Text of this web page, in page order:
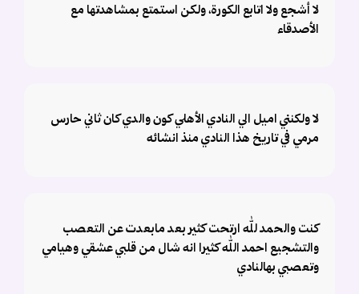
لا أشجع ولا اتابع الكورة، ولكن استمتع بمشاهدتها مع
الأصدقاء
لا ولكنني اميل الي النادي الأهلي كون والدي كان ثاني حارس
مرمي في تاريخ هذا النادي منذ انشائه
كنت والحمد لله ارتحت كثير بعد مابعدت عن التعصب
والتشجيع احمد الله كثيرا انه شال من قلبي عشقي وهيامي
وتعصبي بهالنادي